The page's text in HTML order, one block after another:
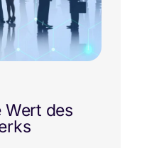
des